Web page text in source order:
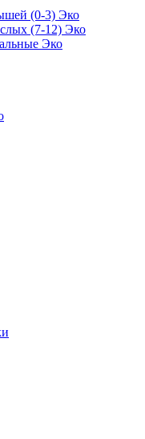
(0-3) Эко
(7-12) Эко
Эко